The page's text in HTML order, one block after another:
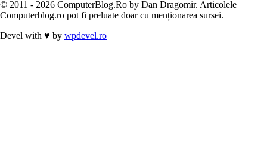
© 2011 - 2026 ComputerBlog.Ro by Dan Dragomir. Articolele
Computerblog.ro pot fi preluate doar cu menționarea sursei.
Devel with ♥ by wpdevel.ro